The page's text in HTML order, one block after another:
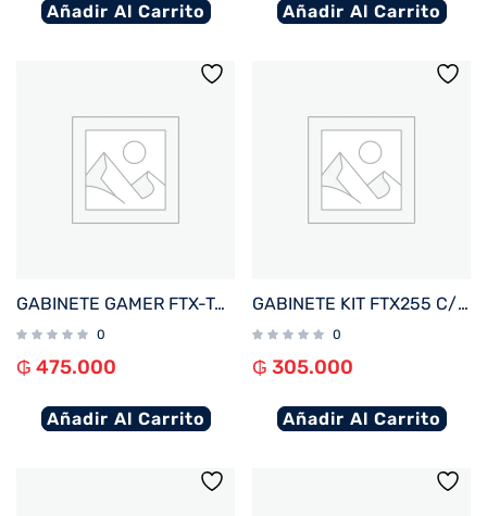
Añadir Al Carrito Añadir Al Carrito
GABINETE GAMER FTX-TANKWH VIDRIO TEMPLADO AQUARIO ATX/MATX/MITX BLANCO
0
₲ 475.000
Añadir Al Carrito
GABINETE KIT FTX255 C/FUENTE 500W MOUSE+TECL+SPK+LAT FRON TRANSP MATX/MITX
0
₲ 305.000
Añadir Al Carrito